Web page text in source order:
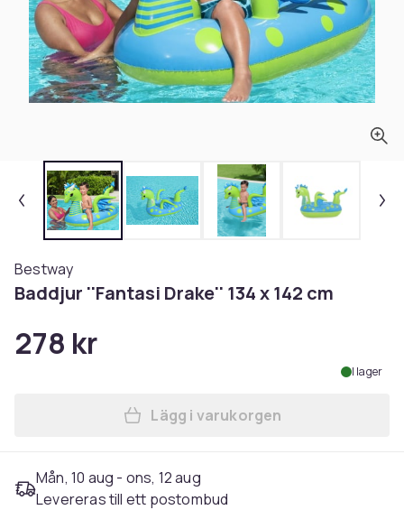
Bestway
Baddjur ''Fantasi Drake'' 134 x 142 cm
278 kr
I lager
Lägg till Baddjur ''Fantasi
Lägg i varukorgen
Mån, 10 aug - ons, 12 aug
Levereras till ett postombud